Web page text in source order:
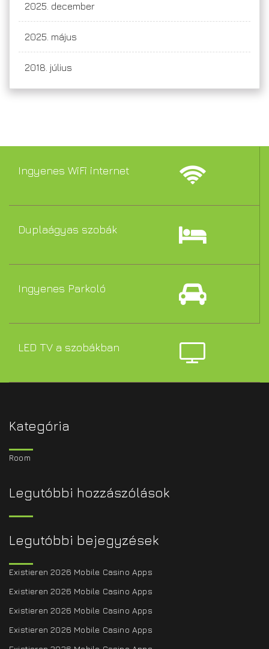
2025. december
2025. május
2018. július
Ingyenes WiFi internet
Duplaágyas szobák
Ingyenes Parkoló
LED TV a szobákban
Kategória
Room
Legutóbbi hozzászólások
Legutóbbi bejegyzések
Existieren 2026 Mobile Casino Apps
Existieren 2026 Mobile Casino Apps
Existieren 2026 Mobile Casino Apps
Existieren 2026 Mobile Casino Apps